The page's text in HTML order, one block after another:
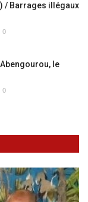
/ Barrages illégaux
0
le
0